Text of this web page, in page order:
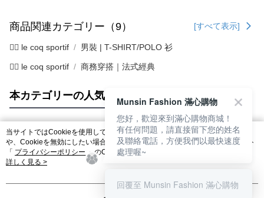
商品関連カテゴリー（9） [すべて表示]
🚴‍♂️ le coq sportif 男裝 | T-SHIRT/POLO 衫
🚴‍♂️ le coq sportif 商務穿搭｜法式經典
本カテゴリーの人気商品 サイト全体のランキング
人気タグ
当サイトではCookieを使用しています。当サイトのCookie使用に関する詳細
や、Cookieを無効にしたい場合のブラウザでの設定方法については、当サイト
「 プライバシーポリシー 」のCookieポリシーをご参照ください。お客さま
が、当サイトを引き続き使用される場合、当社がサイト利用規約のCookieポリ
詳しく見る >
Munsin Fashion 滿心購物
您好，歡迎來到滿心購物商城！
有任何問題，請直接留下您的姓名
及聯絡電話，方便我們以最快速度
處理喔~
回覆至 Munsin Fashion 滿心購物